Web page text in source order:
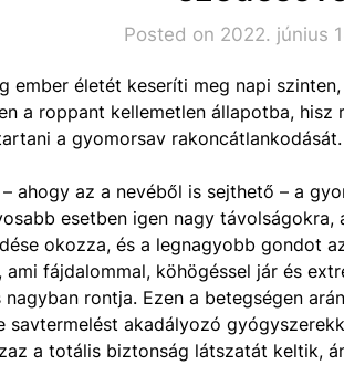
Posted on 2022. június
ember életét keseríti meg napi
a roppant kellemetlen állapotba,
a gyomorsav rakoncátlankodását.
– ahogy az a nevéből is sejthető – a
esetben igen nagy
okozza, és a legnagyobb gondot
fájdalommal, köhögéssel jár és
rontja. Ezen a betegségen
savtermelést akadályozó
a totális biztonság látszatát keltik,